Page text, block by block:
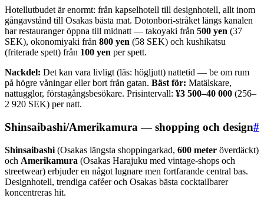
Hotellutbudet är enormt: från kapselhotell till designhotell, allt inom
gångavstånd till Osakas bästa mat. Dotonbori-stråket längs kanalen
har restauranger öppna till midnatt — takoyaki från 500 yen (37
SEK), okonomiyaki från 800 yen (58 SEK) och kushikatsu
(friterade spett) från 100 yen per spett.
Nackdel: Det kan vara livligt (läs: högljutt) nattetid — be om rum
på högre våningar eller bort från gatan. Bäst för: Matälskare,
nattugglor, förstagångsbesökare. Prisintervall: ¥3 500–40 000 (256–
2 920 SEK) per natt.
Shinsaibashi/Amerikamura — shopping och design#
Shinsaibashi (Osakas längsta shoppingarkad, 600 meter överdäckt)
och Amerikamura (Osakas Harajuku med vintage-shops och
streetwear) erbjuder en något lugnare men fortfarande central bas.
Designhotell, trendiga caféer och Osakas bästa cocktailbarer
koncentreras hit.